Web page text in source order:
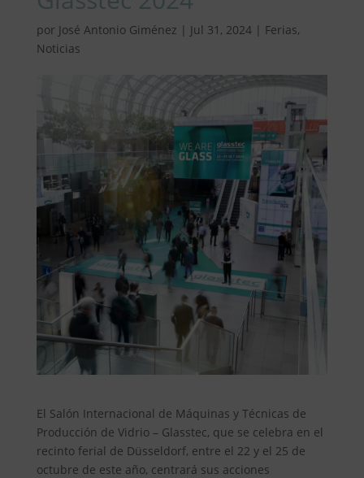
por José Antonio Giménez | Jul 31, 2024| Ferias,
Noticias
El Salón Internacional de Máquinas y Técnicas de
Producción de Vidrio – Glasstec, que se celebra en el
recinto ferial de Düsseldorf, entre el 22 y el 25 de
octubre de este año, centrará sus acciones